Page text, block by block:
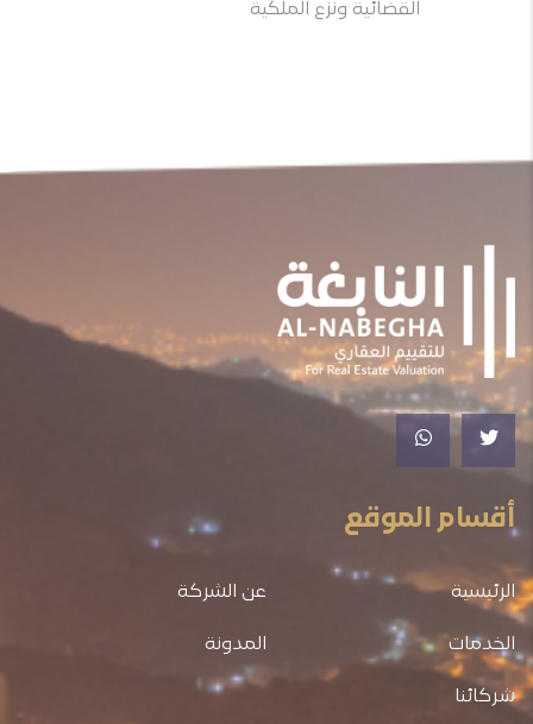
القضائية ونزع الملكية
أقسام الموقع
الرئيسية عن الشركة
الخدمات المدونة
شركائنا